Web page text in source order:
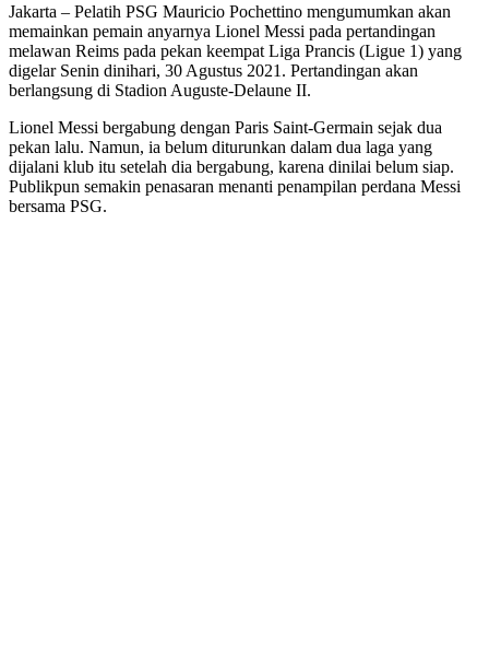
Jakarta – Pelatih PSG Mauricio Pochettino mengumumkan akan
memainkan pemain anyarnya Lionel Messi pada pertandingan
melawan Reims pada pekan keempat Liga Prancis (Ligue 1) yang
digelar Senin dinihari, 30 Agustus 2021. Pertandingan akan
berlangsung di Stadion Auguste-Delaune II.
Lionel Messi bergabung dengan Paris Saint-Germain sejak dua
pekan lalu. Namun, ia belum diturunkan dalam dua laga yang
dijalani klub itu setelah dia bergabung, karena dinilai belum siap.
Publikpun semakin penasaran menanti penampilan perdana Messi
bersama PSG.